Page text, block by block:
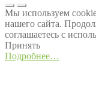
Мы используем
нашего сайта.
соглашаетесь с
Принять
Подробнее…